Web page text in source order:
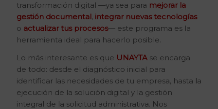
transformación digital —ya sea para mejorar la
gestión documental, integrar nuevas tecnologías
o actualizar tus procesos— este programa es la
herramienta ideal para hacerlo posible.
Lo más interesante es que UNAYTAse encarga
de todo: desde el diagnóstico inicial para
identificar las necesidades de tu empresa, hasta la
ejecución de la solución digital y la gestión
integral de la solicitud administrativa. Nos